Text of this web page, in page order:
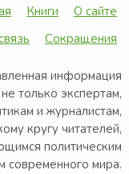
Книги
О сайте
Сокращения
информация
только экспертам,
и журналистам,
кругу читателей,
политическим
современного мира.